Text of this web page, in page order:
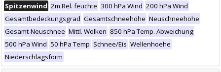
Spitzenwind 2m Rel. feuchte 300 hPa Wind 200 hPa Wind
Gesamtbedeckungsgrad Gesamtschneehöhe Neuschneehöhe
Gesamt-Neuschnee Mittl. Wolken 850 hPa Temp. Abweichung
500 hPa Wind 50 hPa Temp Schnee/Eis Wellenhoehe
Niederschlagsform